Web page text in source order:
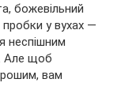
божевільний
у вухах —
неспішним
Але щоб
вам